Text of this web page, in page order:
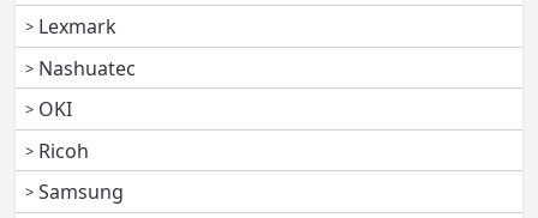
Lexmark
Nashuatec
OKI
Ricoh
Samsung